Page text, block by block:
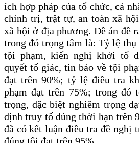
ích hợp pháp của tổ chức, cá
chính trị, trật tự, an toàn xã
xã hội ở địa phương. Đề án đề
trong đó trọng tâm là: Tỷ lệ
tội phạm, kiến nghị khởi tố
quyết tố giác, tin báo về tội
đạt trên 90%; tỷ lệ điều tra
phạm đạt trên 75%; trong đó
trọng, đặc biệt nghiêm trọng
định truy tố đúng thời hạn trên
đã có kết luận điều tra đề nghị